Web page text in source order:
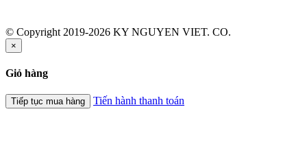
© Copyright 2019-2026 KY NGUYEN VIET. CO.
×
Giỏ hàng
Tiếp tục mua hàng Tiến hành thanh toán